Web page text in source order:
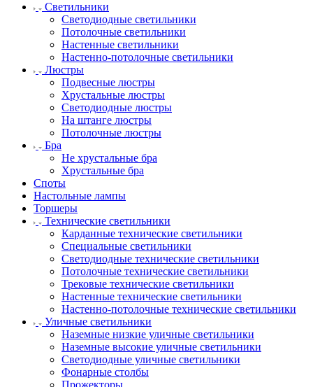
Светильники
Светодиодные светильники
Потолочные светильники
Настенные светильники
Настенно-потолочные светильники
Люстры
Подвесные люстры
Хрустальные люстры
Светодиодные люстры
На штанге люстры
Потолочные люстры
Бра
Не хрустальные бра
Хрустальные бра
Споты
Настольные лампы
Торшеры
Технические светильники
Карданные технические светильники
Специальные светильники
Светодиодные технические светильники
Потолочные технические светильники
Трековые технические светильники
Настенные технические светильники
Настенно-потолочные технические светильники
Уличные светильники
Наземные низкие уличные светильники
Наземные высокие уличные светильники
Светодиодные уличные светильники
Фонарные столбы
Прожекторы